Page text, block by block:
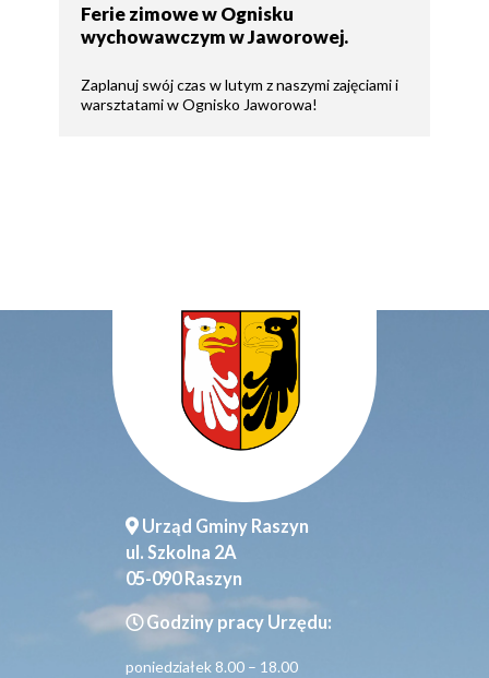
Ferie zimowe w Ognisku
wychowawczym w Jaworowej.
Zaplanuj swój czas w lutym z naszymi zajęciami i
warsztatami w Ognisko Jaworowa!
Urząd Gminy Raszyn
ul. Szkolna 2A
05-090 Raszyn
Godziny pracy Urzędu:
poniedziałek 8.00 – 18.00